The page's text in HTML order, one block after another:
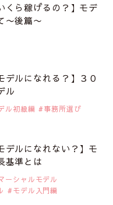
くら稼げるの？】モデ
〜後篇〜
デルになれる？】３０
ル
ル初級編
事務所選び
デルになれない？】モ
基準とは
ーシャルモデル
モデル入門編